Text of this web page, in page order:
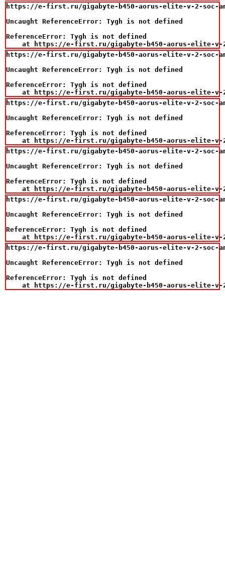
https://e-first.ru/gigabyte-b450-aorus-elite-v-2-soc-
Uncaught ReferenceError: Tygh is not defined
ReferenceError: Tygh is not defined
at https://e-first.ru/gigabyte-b450-aorus-elite-
https://e-first.ru/gigabyte-b450-aorus-elite-v-2-soc-
Uncaught ReferenceError: Tygh is not defined
ReferenceError: Tygh is not defined
at https://e-first.ru/gigabyte-b450-aorus-elite-
https://e-first.ru/gigabyte-b450-aorus-elite-v-2-soc-
Uncaught ReferenceError: Tygh is not defined
ReferenceError: Tygh is not defined
at https://e-first.ru/gigabyte-b450-aorus-elite-
https://e-first.ru/gigabyte-b450-aorus-elite-v-2-soc-
Uncaught ReferenceError: Tygh is not defined
ReferenceError: Tygh is not defined
at https://e-first.ru/gigabyte-b450-aorus-elite-
https://e-first.ru/gigabyte-b450-aorus-elite-v-2-soc-
Uncaught ReferenceError: Tygh is not defined
ReferenceError: Tygh is not defined
at https://e-first.ru/gigabyte-b450-aorus-elite-
https://e-first.ru/gigabyte-b450-aorus-elite-v-2-soc-
Uncaught ReferenceError: Tygh is not defined
ReferenceError: Tygh is not defined
at https://e-first.ru/gigabyte-b450-aorus-elite-